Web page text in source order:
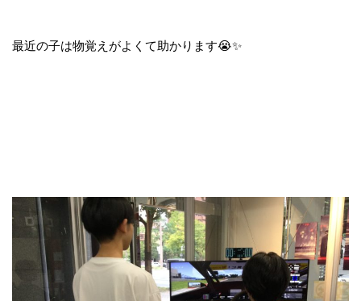
最近の子は物覚えがよくて助かります😭✨